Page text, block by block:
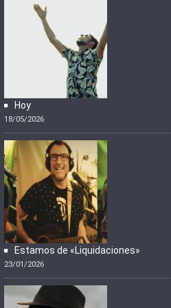
Hoy
18/05/2026
Estamos de «Liquidaciones»
23/01/2026